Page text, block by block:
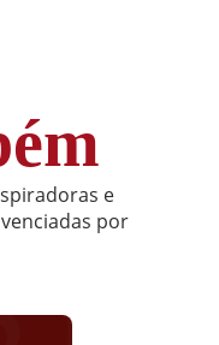
e
por